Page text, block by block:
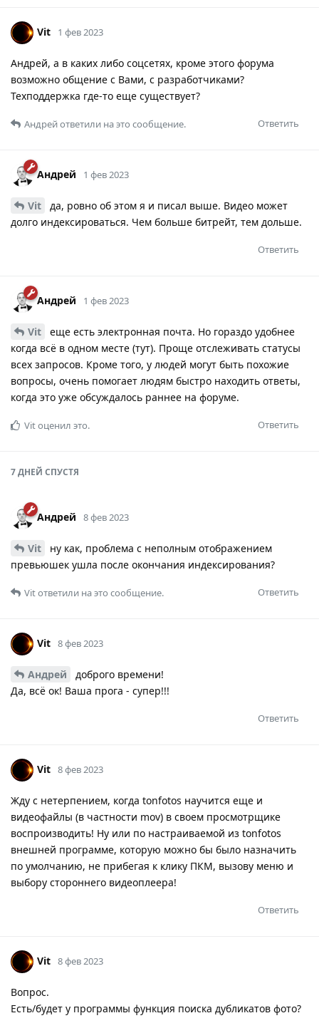
Vit 1 фев 2023
Андрей, а в каких либо соцсетях, кроме этого форума
возможно общение с Вами, с разработчиками?
Техподдержка где-то еще существует?
Ответить
Андрейответили на это сообщение.
Андрей 1 фев 2023
Vit
да, ровно об этом я и писал выше. Видео может
долго индексироваться. Чем больше битрейт, тем дольше.
Ответить
Андрей 1 фев 2023
Vit
еще есть электронная почта. Но гораздо удобнее
когда всё в одном месте (тут). Проще отслеживать статусы
всех запросов. Кроме того, у людей могут быть похожие
вопросы, очень помогает людям быстро находить ответы,
когда это уже обсуждалось раннее на форуме.
Ответить
Vitоценил это.
7 ДНЕЙ СПУСТЯ
Андрей 8 фев 2023
Vit
ну как, проблема с неполным отображением
превьюшек ушла после окончания индексирования?
Ответить
Vitответили на это сообщение.
Vit 8 фев 2023
Андрей
доброго времени!
Да, всё ок! Ваша прога - супер!!!
Ответить
Vit 8 фев 2023
Жду с нетерпением, когда tonfotos научится еще и
видеофайлы (в частности mov) в своем просмотрщике
воспроизводить! Ну или по настраиваемой из tonfotos
внешней программе, которую можно бы было назначить
по умолчанию, не прибегая к клику ПКМ, вызову меню и
выбору стороннего видеоплеера!
Ответить
Vit 8 фев 2023
Вопрос.
Есть/будет у программы функция поиска дубликатов фото?